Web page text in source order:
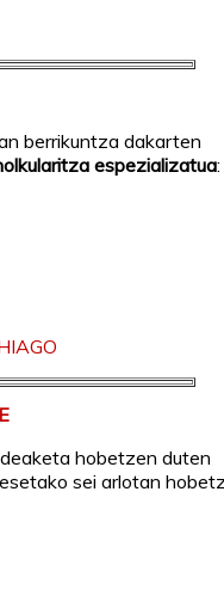
berrikuntza dakarten
espezializatua:
hobetzen duten
sei arlotan